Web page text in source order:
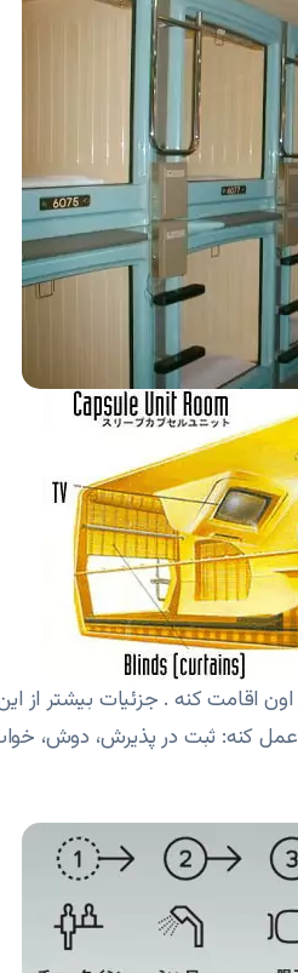
عمل کنه: ثبت در پذیرش، دوش،